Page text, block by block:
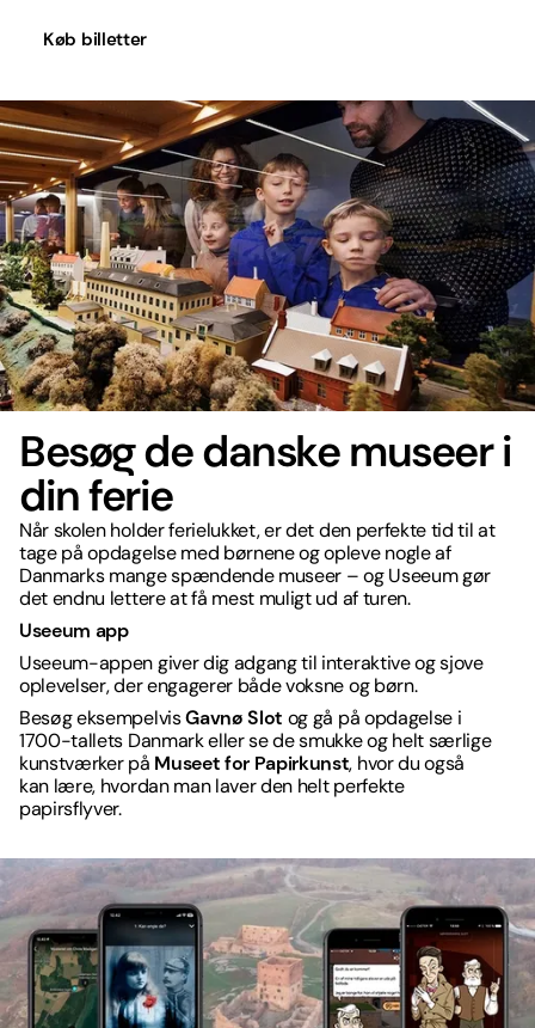
Køb billetter
Besøg de danske museer i
din ferie
Når skolen holder ferielukket, er det den perfekte tid til at
tage på opdagelse med børnene og opleve nogle af
Danmarks mange spændende museer – og Useeum gør
det endnu lettere at få mest muligt ud af turen.
Useeum app
Useeum-appen giver dig adgang til interaktive og sjove
oplevelser, der engagerer både voksne og børn.
Besøg eksempelvisGavnø Slot og gå på opdagelse i
1700-tallets Danmark eller se de smukke og helt særlige
kunstværker på Museet for Papirkunst, hvor du også
kan lære, hvordan man laver den helt perfekte
papirsflyver.